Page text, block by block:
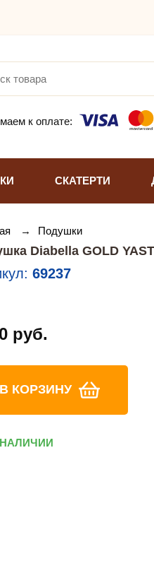
к оплате:
СКАТЕРТИ
→ Подушки
Diabella GOLD
69237
руб.
В КОРЗИНУ